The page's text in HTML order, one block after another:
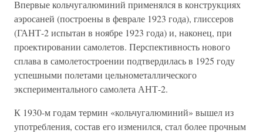
Впервые кольчугалюминий применялся в конструкциях
аэросаней (построены в феврале 1923 года), глиссеров
(ГАНТ-2 испытан в ноябре 1923 года) и, наконец, при
проектировании самолетов. Перспективность нового
сплава в самолетостроении подтвердилась в 1925 году
успешными полетами цельнометаллического
экспериментального самолета АНТ-2.
К 1930-м годам термин «кольчугалюминий» вышел из
употребления, состав его изменился, стал более прочным